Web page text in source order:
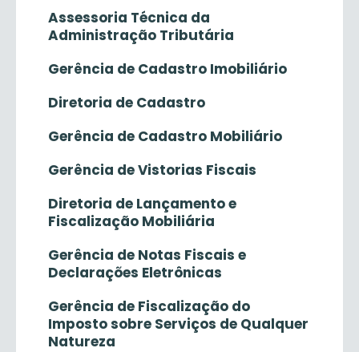
Assessoria Técnica da
Administração Tributária
Gerência de Cadastro Imobiliário
Diretoria de Cadastro
Gerência de Cadastro Mobiliário
Gerência de Vistorias Fiscais
Diretoria de Lançamento e
Fiscalização Mobiliária
Gerência de Notas Fiscais e
Declarações Eletrônicas
Gerência de Fiscalização do
Imposto sobre Serviços de Qualquer
Natureza